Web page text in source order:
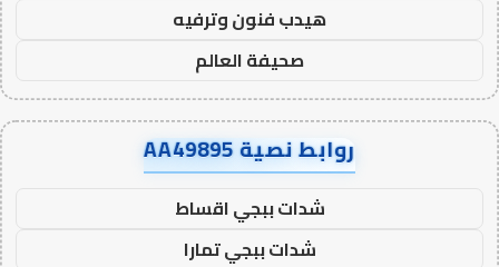
هيدب فنون وترفيه
صحيفة العالم
روابط نصية AA49895
شدات ببجي اقساط
شدات ببجي تمارا